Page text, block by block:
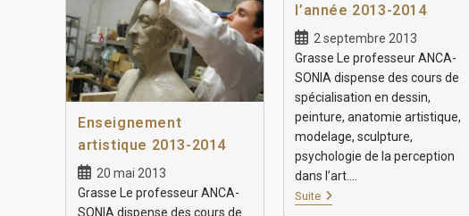
l’année 2013-2014
2 septembre 2013
Grasse Le professeur ANCA-
SONIA dispense des cours de
spécialisation en dessin,
peinture, anatomie artistique,
modelage, sculpture,
psychologie de la perception
dans l’art.…
Suite
Enseignement
artistique 2013-2014
20 mai 2013
Grasse Le professeur ANCA-
SONIA dispense des cours de